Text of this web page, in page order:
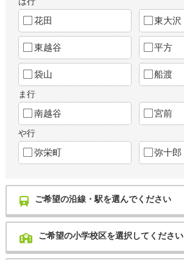
花田 東大沢
東越谷 平方
袋山 船渡
ま行
南越谷 宮前
や行
弥栄町 弥十郎
ご希望の沿線・駅を選んでください
ご希望の小学校区を選択してください